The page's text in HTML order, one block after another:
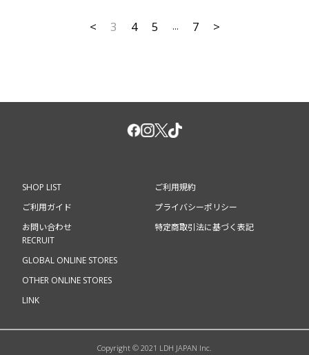
< 3 4 5 ... 7 >
SHOP LIST
ご利用ガイド
お問い合わせ
ご利用規約
プライバシーポリシー
特定商取引法に基づく表記
RECRUIT
GLOBAL ONLINE STORES
OTHER ONLINE STORES
LINK
Copyright © 2021 LDH JAPAN Inc.